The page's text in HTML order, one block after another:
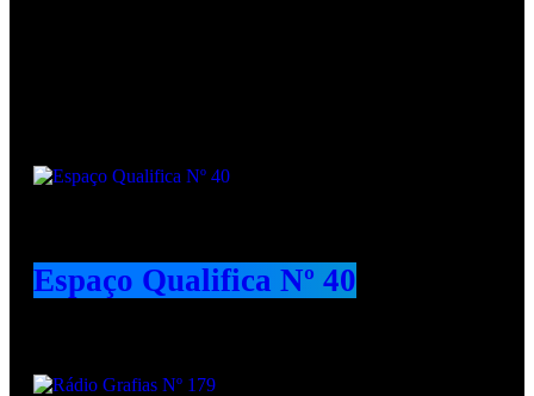
Espaço Qualifica Nº 40